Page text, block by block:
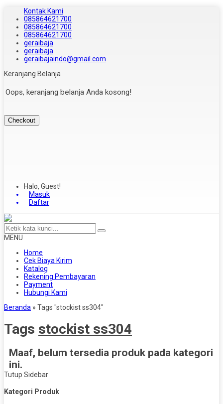
Kontak Kami
085864621700
085864621700
085864621700
geraibaja
geraibaja
geraibajaindo@gmail.com
Keranjang Belanja
Oops, keranjang belanja Anda kosong!
Checkout
Halo, Guest!
Masuk
Daftar
MENU
Home
Cek Biaya Kirim
Katalog
Rekening Pembayaran
Payment
Hubungi Kami
Beranda » Tags "stockist ss304"
Tags stockist ss304
Maaf, belum tersedia produk pada kategori
ini.
Tutup Sidebar
Kategori Produk